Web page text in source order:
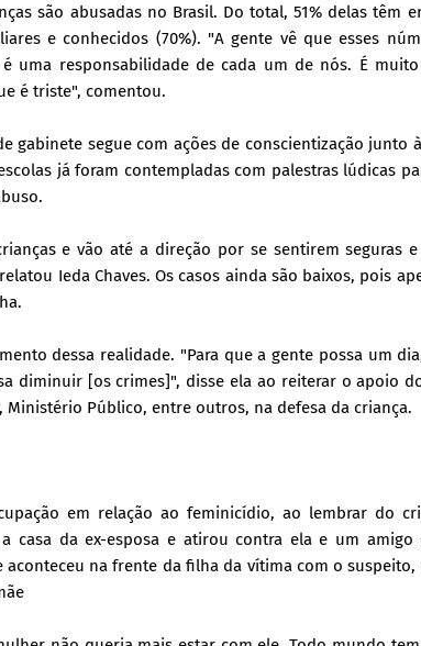
são abusadas no Brasil. Do total, 51% delas têm
e conhecidos (70%). "A gente vê que esses
uma responsabilidade de cada um de nós. É
é triste", comentou.
gabinete segue com ações de conscientização junto
já foram contempladas com palestras lúdicas
e vão até a direção por se sentirem seguras
Ieda Chaves. Os casos ainda são baixos, pois
dessa realidade. "Para que a gente possa um
diminuir [os crimes]", disse ela ao reiterar o apoio
Ministério Público, entre outros, na defesa da criança.
em relação ao feminicídio, ao lembrar do
da ex-esposa e atirou contra ela e um amigo
na frente da filha da vítima com o suspeito,